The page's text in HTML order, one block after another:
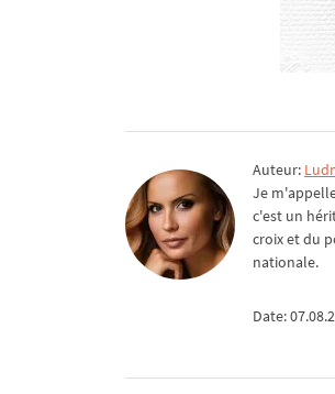
Auteur:
Je
c'est un
croix et du
nationale.
Date: